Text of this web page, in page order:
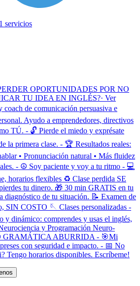
servicios
OPORTUNIDADES POR NO
TU IDEA EN INGLÉS?· Ver
coach de comunicación persuasiva e
Ayudo a emprendedores, directivos
TÚ. - 🔓 Pierde el miedo y exprésate
la primera clase. - 🏆 Resultados reales:
• Pronunciación natural • Más fluidez
- ☮️ Soy paciente y voy a tu ritmo - 💻
horarios flexibles ♻️ Clase perdida SE
tu dinero. 🎁 30 min GRATIS en tu
diagnóstico de tu situación. 📝 Examen de
SIN COSTO 🪡 Clases personalizadas -
y dinámico: comprendes y usas el inglés,
y Programación Neuro-
GRAMÁTICA ABURRIDA - 🎯Mi
con seguridad e impacto. - 📅 No
Tengo horarios disponibles. Escríbeme!